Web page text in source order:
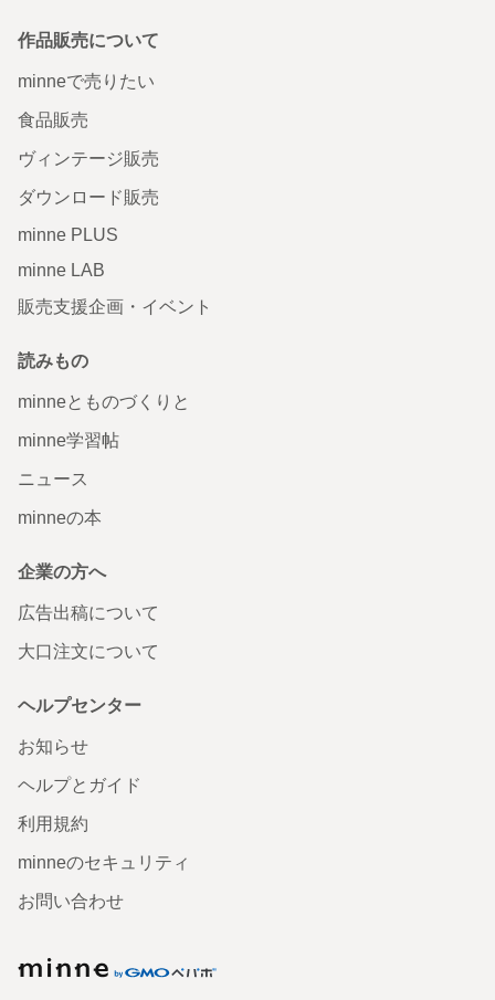
作品販売について
minneで売りたい
食品販売
ヴィンテージ販売
ダウンロード販売
minne PLUS
minne LAB
販売支援企画・イベント
読みもの
minneとものづくりと
minne学習帖
ニュース
minneの本
企業の方へ
広告出稿について
大口注文について
ヘルプセンター
お知らせ
ヘルプとガイド
利用規約
minneのセキュリティ
お問い合わせ